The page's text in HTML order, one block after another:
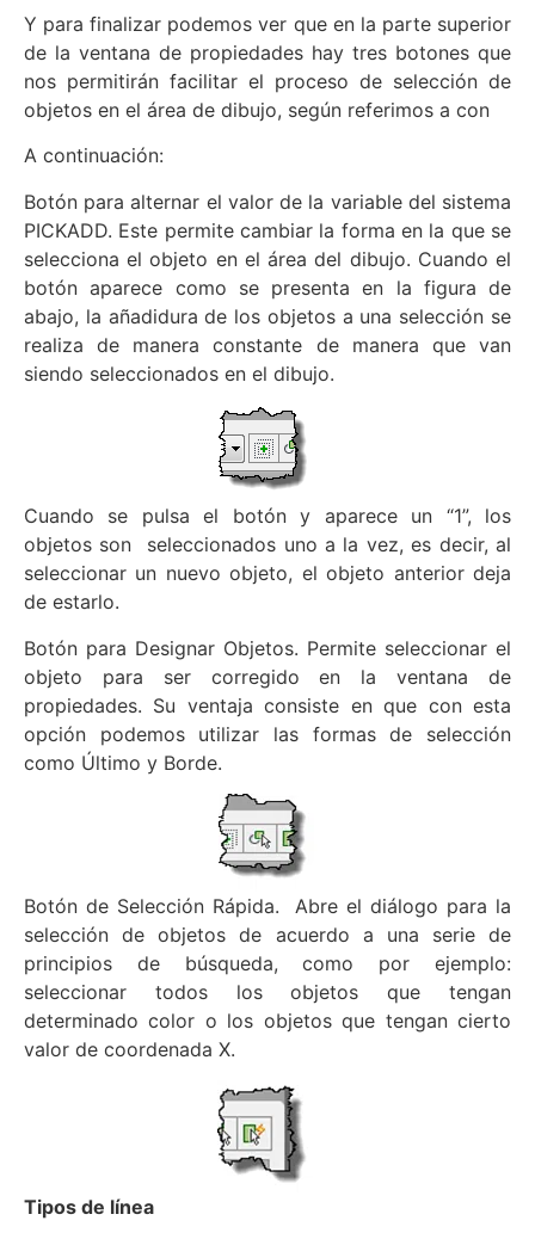
Y para finalizar podemos ver que en la parte superior
de la ventana de propiedades hay tres botones que
nos permitirán facilitar el proceso de selección de
objetos en el área de dibujo, según referimos a con
A continuación:
Botón para alternar el valor de la variable del sistema
PICKADD. Este permite cambiar la forma en la que se
selecciona el objeto en el área del dibujo. Cuando el
botón aparece como se presenta en la figura de
abajo, la añadidura de los objetos a una selección se
realiza de manera constante de manera que van
siendo seleccionados en el dibujo.
Cuando se pulsa el botón y aparece un “1”, los
objetos son seleccionados uno a la vez, es decir, al
seleccionar un nuevo objeto, el objeto anterior deja
de estarlo.
Botón para Designar Objetos. Permite seleccionar el
objeto para ser corregido en la ventana de
propiedades. Su ventaja consiste en que con esta
opción podemos utilizar las formas de selección
como Último y Borde.
Botón de Selección Rápida. Abre el diálogo para la
selección de objetos de acuerdo a una serie de
principios de búsqueda, como por ejemplo:
seleccionar todos los objetos que tengan
determinado color o los objetos que tengan cierto
valor de coordenada X.
Tipos de línea